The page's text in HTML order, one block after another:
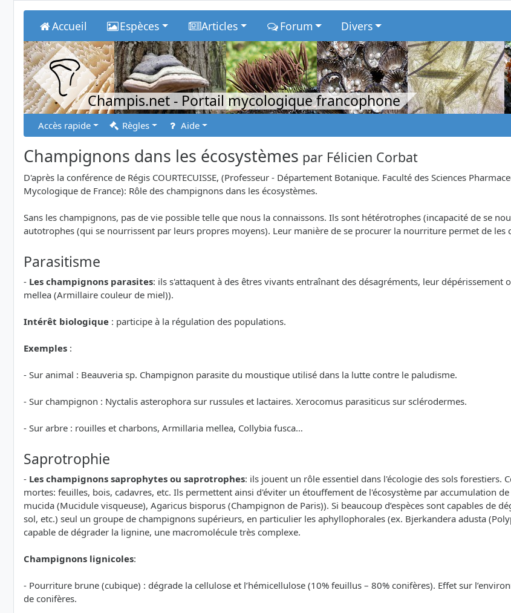
Accueil Espèces Articles Forum Divers
Champis.net- Portail mycologique francophone
Accès rapide Règles Aide
Champignons dans les écosystèmes par Félicien Corbat
D'après la conférence de Régis COURTECUISSE, (Professeur - Département Botanique. Faculté des Sciences
Mycologique de France): Rôle des champignons dans les écosystèmes.
Sans les champignons, pas de vie possible telle que nous la connaissons. Ils sont hétérotrophes (incapacité de se
autotrophes (qui se nourrissent par leurs propres moyens). Leur manière de se procurer la nourriture permet de les
Parasitisme
- Les champignons parasites: ils s'attaquent à des êtres vivants entraînant des désagréments, leur
mellea (Armillaire couleur de miel)).
Intérêt biologique : participe à la régulation des populations.
Exemples :
- Sur animal : Beauveria sp. Champignon parasite du moustique utilisé dans la lutte contre le paludisme.
- Sur champignon : Nyctalis asterophora sur russules et lactaires. Xerocomus parasiticus sur sclérodermes.
- Sur arbre : rouilles et charbons, Armillaria mellea, Collybia fusca…
Saprotrophie
- Les champignons saprophytes ou saprotrophes: ils jouent un rôle essentiel dans l'écologie des sols forestiers.
mortes: feuilles, bois, cadavres, etc. Ils permettent ainsi d'éviter un étouffement de l'écosystème par accumulation
mucida (Mucidule visqueuse), Agaricus bisporus (Champignon de Paris)). Si beaucoup d’espèces sont capables de
sol, etc.) seul un groupe de champignons supérieurs, en particulier les aphyllophorales (ex. Bjerkandera adusta
capable de dégrader la lignine, une macromolécule très complexe.
Champignons lignicoles:
- Pourriture brune (cubique) : dégrade la cellulose et l’hémicellulose (10% feuillus – 80% conifères). Effet sur
de conifères.